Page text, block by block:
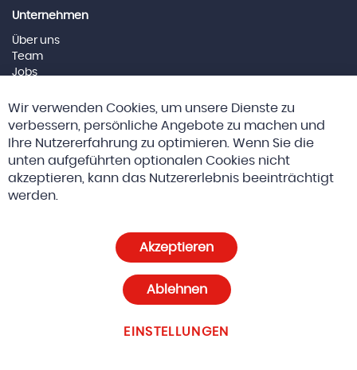
Unternehmen
Über uns
Team
Jobs
Social Media
Cookie-Einstellungen
Wir verwenden Cookies, um unsere Dienste zu
verbessern, persönliche Angebote zu machen und
Ihre Nutzererfahrung zu optimieren. Wenn Sie die
unten aufgeführten optionalen Cookies nicht
akzeptieren, kann das Nutzererlebnis beeinträchtigt
werden.
Akzeptieren
EINSTELLUNGEN
Ablehnen